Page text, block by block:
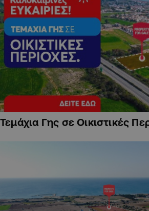
Τεμάχια Γης σε Οικιστικές